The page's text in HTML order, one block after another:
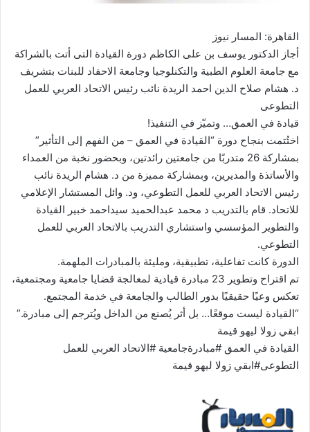
القاهرة: المسار نيوز
أجاز الدكتور يوسف بن على الكاظم دورة القيادة التى أتت بالشراكة
مع جامعة العلوم الطبية والتكنلوجيا وجامعة الاحفاد للبنات بتشريف
د. هشام صلاح الدين احمد الريدة نائب رئيس الاتحاد العربي للعمل
التطوعى
قيادة في العمق… وتميّز في التنفيذ!
اختُتمت بنجاح دورة “القيادة في العمق – من الفهم إلى التأثير”
بمشاركة 26 متدربًا من جامعتين رائدتين، وبحضور نخبة من العمداء
والأساتذة والمديرين، وبمشاركة مميزة من د. هشام الريدة نائب
رئيس الاتحاد العربي للعمل التطوعي، ود. وائل المستشار الإعلامي
للاتحاد. قام بالتدريب د محمد عبدالحميد سيداحمد خبير القيادة
والتطوير المؤسسي واستشاري التدريب بالاتحاد العربي للعمل
التطوعي.
الدورة كانت تفاعلية، تطبيقية، ومليئة بالمبادرات الملهمة.
تم اقتراح وتطوير 23 مبادرة قيادية لمعالجة قضايا جامعية ومجتمعية،
تعكس وعيًا حقيقيًا بدور الطالب والجامعة في خدمة المجتمع.
“القيادة ليست موقعًا… بل أثر يُصنع من الداخل ويُترجم إلى مبادرة.”
ابقي زولا ليهو قيمة
القيادة في العمق #مبادرةجامعية #الاتحاد العربي للعمل
التطوعى#ابقي زولا ليهو قيمة